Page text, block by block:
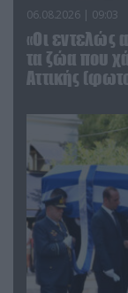
06.08.2026 | 09:03
«Οι εντελώς
τα ζώα που
Αττικής